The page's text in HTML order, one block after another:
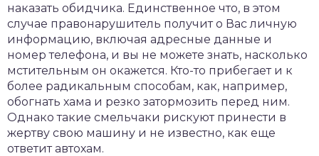
наказать обидчика. Единственное что, в этом
случае правонарушитель получит о Вас личную
информацию, включая адресные данные и
номер телефона, и вы не можете знать, насколько
мстительным он окажется. Кто-то прибегает и к
более радикальным способам, как, например,
обогнать хама и резко затормозить перед ним.
Однако такие смельчаки рискуют принести в
жертву свою машину и не известно, как еще
ответит автохам.